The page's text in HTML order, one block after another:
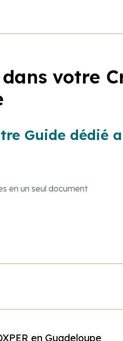
votre
Guide dédié
en un seul document
en Guadeloupe